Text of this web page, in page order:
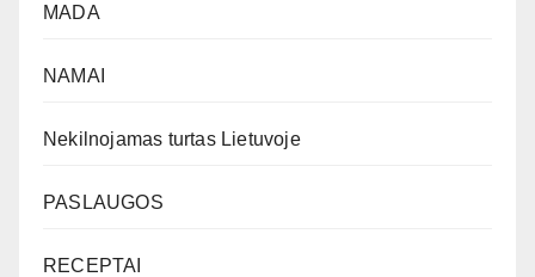
MADA
NAMAI
Nekilnojamas turtas Lietuvoje
PASLAUGOS
RECEPTAI